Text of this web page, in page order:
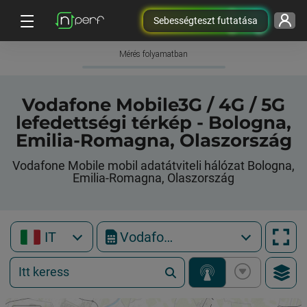
Sebességteszt futtatása
Mérés folyamatban
Vodafone Mobile3G / 4G / 5G
lefedettségi térkép - Bologna,
Emilia-Romagna, Olaszország
Vodafone Mobile mobil adatátviteli hálózat Bologna,
Emilia-Romagna, Olaszország
IT Vodafone Mobile